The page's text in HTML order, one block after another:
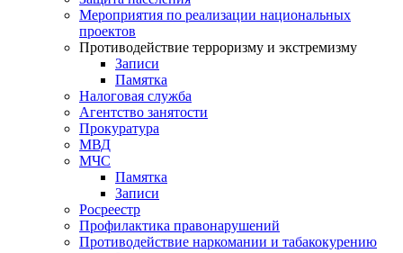
Мероприятия по реализации национальных
проектов
Противодействие терроризму и экстремизму
Записи
Памятка
Налоговая служба
Агентство занятости
Прокуратура
МВД
МЧС
Памятка
Записи
Росреестр
Профилактика правонарушений
Противодействие наркомании и табакокурению